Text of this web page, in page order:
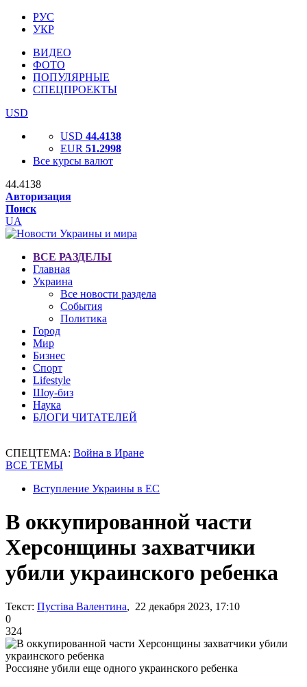
РУС
УКР
ВИДЕО
ФОТО
ПОПУЛЯРНЫЕ
СПЕЦПРОЕКТЫ
USD
USD 44.4138
EUR 51.2998
Все курсы валют
44.4138
Авторизация
Поиск
UA
ВСЕ РАЗДЕЛЫ
Главная
Украина
Все новости раздела
События
Политика
Город
Мир
Бизнес
Спорт
Lifestyle
Шоу-биз
Наука
БЛОГИ ЧИТАТЕЛЕЙ
СПЕЦТЕМА: Война в Иране
ВСЕ ТЕМЫ
Вступление Украины в ЕС
В оккупированной части
Херсонщины захватчики
убили украинского ребенка
Текст: Пустіва Валентина, 22 декабря 2023, 17:10
0
324
Россияне убили еще одного украинского ребенка